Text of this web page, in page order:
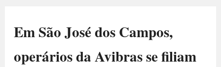
Em São José dos Campos,
operários da Avibras se filiam